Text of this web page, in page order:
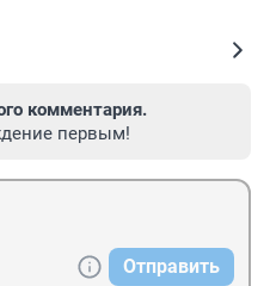
комментария.
первым!
Отправить